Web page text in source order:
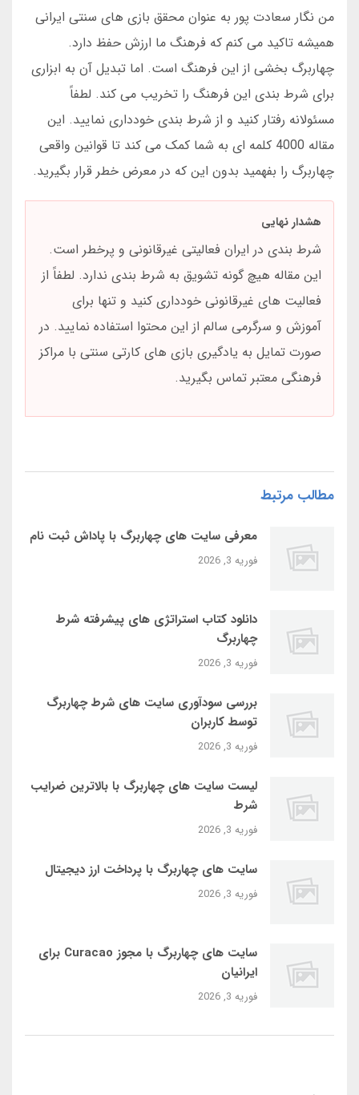
من نگار سعادت پور به عنوان محقق بازی های سنتی ایرانی
همیشه تاکید می کنم که فرهنگ ما ارزش حفظ دارد.
چهاربرگ بخشی از این فرهنگ است. اما تبدیل آن به ابزاری
برای شرط بندی این فرهنگ را تخریب می کند. لطفاً
مسئولانه رفتار کنید و از شرط بندی خودداری نمایید. این
مقاله 4000 کلمه ای به شما کمک می کند تا قوانین واقعی
چهاربرگ را بفهمید بدون این که در معرض خطر قرار بگیرید.
هشدار نهایی
شرط بندی در ایران فعالیتی غیرقانونی و پرخطر است.
این مقاله هیچ گونه تشویق به شرط بندی ندارد. لطفاً از
فعالیت های غیرقانونی خودداری کنید و تنها برای
آموزش و سرگرمی سالم از این محتوا استفاده نمایید. در
صورت تمایل به یادگیری بازی های کارتی سنتی با مراکز
فرهنگی معتبر تماس بگیرید.
مطالب مرتبط
معرفی سایت‌ های چهاربرگ با پاداش ثبت‌ نام
فوریه 3, 2026
دانلود کتاب استراتژی‌ های پیشرفته شرط
چهاربرگ
فوریه 3, 2026
بررسی سودآوری سایت‌ های شرط چهاربرگ
توسط کاربران
فوریه 3, 2026
لیست سایت‌ های چهاربرگ با بالاترین ضرایب
شرط
فوریه 3, 2026
سایت‌ های چهاربرگ با پرداخت ارز دیجیتال
فوریه 3, 2026
سایت‌ های چهاربرگ با مجوز Curacao برای
ایرانیان
فوریه 3, 2026